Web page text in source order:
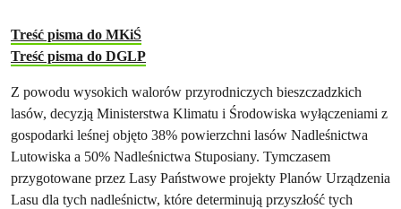
Treść pisma do MKiŚ
Treść pisma do DGLP
Z powodu wysokich walorów przyrodniczych bieszczadzkich
lasów, decyzją Ministerstwa Klimatu i Środowiska wyłączeniami z
gospodarki leśnej objęto 38% powierzchni lasów Nadleśnictwa
Lutowiska a 50% Nadleśnictwa Stuposiany. Tymczasem
przygotowane przez Lasy Państwowe projekty Planów Urządzenia
Lasu dla tych nadleśnictw, które determinują przyszłość tych